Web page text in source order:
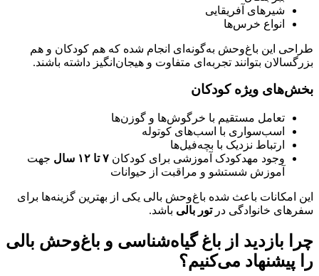
شیرهای آفریقایی
انواع خرس‌ها
طراحی این باغ‌وحش به‌گونه‌ای انجام شده که هم کودکان و هم
بزرگسالان بتوانند تجربه‌ای متفاوت و هیجان‌انگیز داشته باشند.
بخش‌های ویژه کودکان
تعامل مستقیم با خرگوش‌ها و گوزن‌ها
اسب‌سواری با اسب‌های کوتوله
ارتباط نزدیک با بچه‌فیل‌ها
وجود مهدکودک آموزشی برای کودکان ۷ تا ۱۲ سال
جهت
آموزش شستشو و مراقبت از حیوانات
این امکانات باعث شده باغ‌وحش بالی یکی از بهترین گزینه‌ها برای
سفرهای خانوادگی درتور بالی باشد.
چرا بازدید از باغ گیاه‌شناسی و باغ‌وحش بالی
را پیشنهاد می‌کنیم؟